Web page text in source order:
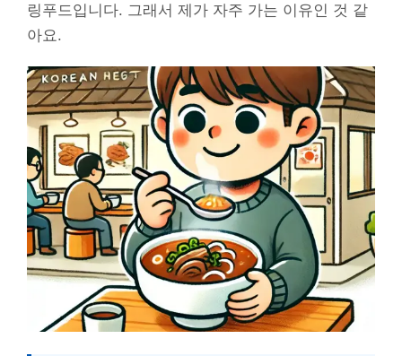
링푸드입니다. 그래서 제가 자주 가는 이유인 것 같
아요.